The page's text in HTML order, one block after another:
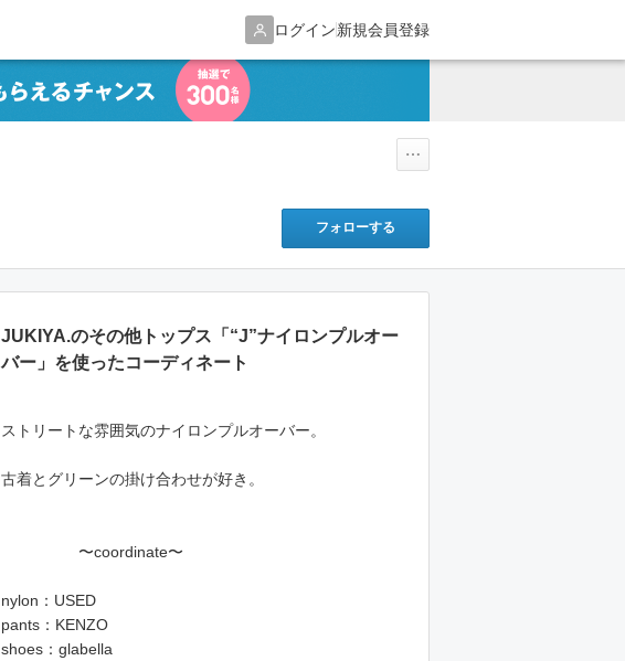
ログイン新規会員登録
フォローする
JUKIYA.のその他トップス「“J”ナイロンプルオー
バー」を使ったコーディネート
ストリートな雰囲気のナイロンプルオーバー。
古着とグリーンの掛け合わせが好き。
〜coordinate〜
nylon：USED
pants：KENZO
shoes：glabella